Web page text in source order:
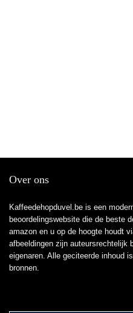
Over ons
Kaffeedehopduvel.be is een
beoordelingswebsite die de beste
amazon en u op de hoogte houdt
afbeeldingen zijn auteursrechtelijk
eigenaren. Alle geciteerde inhoud
bronnen.